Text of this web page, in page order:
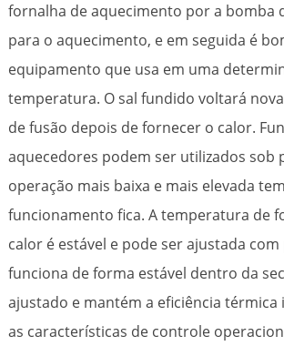
fornalha de aquecimento por a bomba
para o aquecimento, e em seguida é
equipamento que usa em uma
temperatura. O sal fundido voltará
de fusão depois de fornecer o calor.
aquecedores podem ser utilizados sob
operação mais baixa e mais elevada
funcionamento fica. A temperatura de
calor é estável e pode ser ajustada com
funciona de forma estável dentro da
ajustado e mantém a eficiência térmica
as características de controle